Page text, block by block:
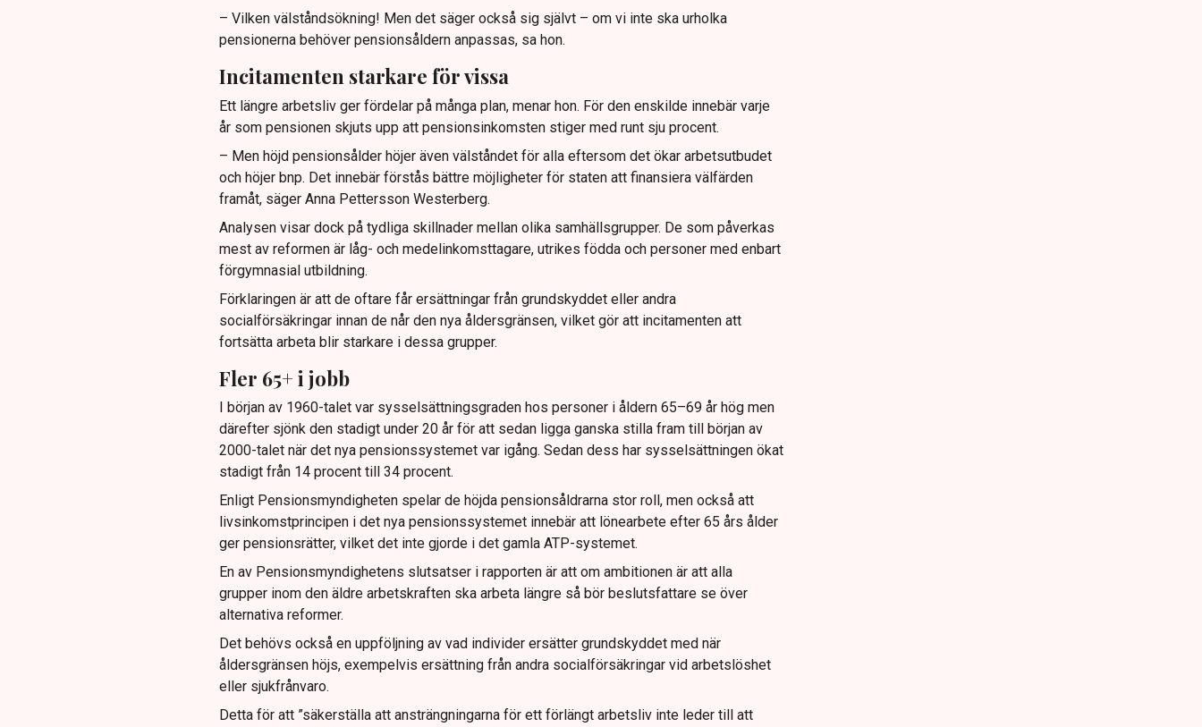
– Vilken välståndsökning! Men det säger också sig självt – om vi inte ska urholka
pensionerna behöver pensionsåldern anpassas, sa hon.
Incitamenten starkare för vissa
Ett längre arbetsliv ger fördelar på många plan, menar hon. För den enskilde innebär varje
år som pensionen skjuts upp att pensionsinkomsten stiger med runt sju procent.
– Men höjd pensionsålder höjer även välståndet för alla eftersom det ökar arbetsutbudet
och höjer bnp. Det innebär förstås bättre möjligheter för staten att finansiera välfärden
framåt, säger Anna Pettersson Westerberg.
Analysen visar dock på tydliga skillnader mellan olika samhällsgrupper. De som påverkas
mest av reformen är låg- och medelinkomsttagare, utrikes födda och personer med enbart
förgymnasial utbildning.
Förklaringen är att de oftare får ersättningar från grundskyddet eller andra
socialförsäkringar innan de når den nya åldersgränsen, vilket gör att incitamenten att
fortsätta arbeta blir starkare i dessa grupper.
Fler 65+ i jobb
I början av 1960-talet var sysselsättningsgraden hos personer i åldern 65–69 år hög men
därefter sjönk den stadigt under 20 år för att sedan ligga ganska stilla fram till början av
2000-talet när det nya pensionssystemet var igång. Sedan dess har sysselsättningen ökat
stadigt från 14 procent till 34 procent.
Enligt Pensionsmyndigheten spelar de höjda pensionsåldrarna stor roll, men också att
livsinkomstprincipen i det nya pensionssystemet innebär att lönearbete efter 65 års ålder
ger pensionsrätter, vilket det inte gjorde i det gamla ATP-systemet.
En av Pensionsmyndighetens slutsatser i rapporten är att om ambitionen är att alla
grupper inom den äldre arbetskraften ska arbeta längre så bör beslutsfattare se över
alternativa reformer.
Det behövs också en uppföljning av vad individer ersätter grundskyddet med när
åldersgränsen höjs, exempelvis ersättning från andra socialförsäkringar vid arbetslöshet
eller sjukfrånvaro.
Detta för att ”säkerställa att ansträngningarna för ett förlängt arbetsliv inte leder till att